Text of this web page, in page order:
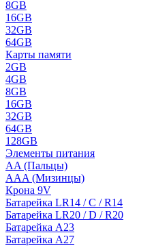
8GB
16GB
32GB
64GB
Карты памяти
2GB
4GB
8GB
16GB
32GB
64GB
128GB
Элементы питания
AA (Пальцы)
AAA (Мизинцы)
Крона 9V
Батарейка LR14 / C / R14
Батарейка LR20 / D / R20
Батарейка A23
Батарейка A27